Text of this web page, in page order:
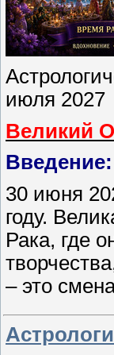
июля 2027
Великий
30 июня
году.
Рака, где
– это